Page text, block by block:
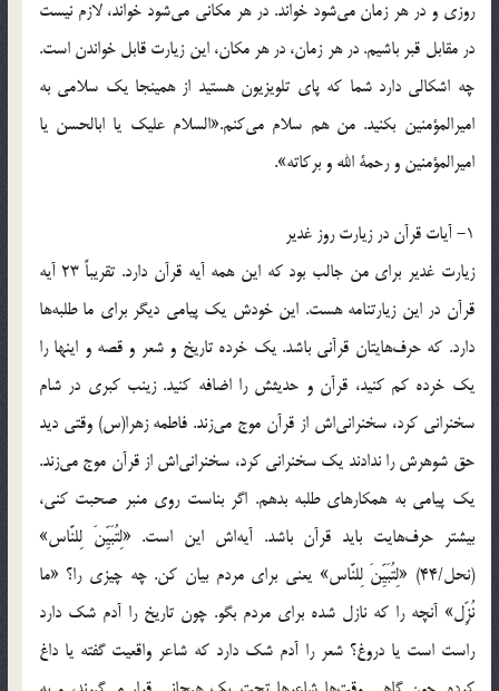
روزي و در هر زمان مي‌شود خواند. در هر مكاني مي‌شود خواند، لازم نيست
در مقابل قبر باشيم. در هر زمان، در هر مكان، اين زيارت قابل خواندن است.
چه اشكالي دارد شما كه پاي تلويزيون هستيد از همينجا يك سلامي به
اميرالمؤمنين بكنيد. من هم سلام مي‌كنم.«السلام عليك يا ابالحسن يا
اميرالمؤمنين و رحمة الله و بركاته».
1- آيات قرآن در زيارت روز غدير
زيارت غدير براي من جالب بود كه اين همه آيه قرآن دارد. تقريباً 23 آيه
قرآن در اين زيارتنامه هست. اين خودش يك پيامي ديگر براي ما طلبه‌ها
دارد. كه حرف‌هايتان قرآني باشد. يك خرده تاريخ و شعر و قصه و اينها را
يك خرده كم كنيد، قرآن و حديثش را اضافه كنيد. زينب كبري در شام
سخنراني كرد، سخنراني‌اش از قرآن موج مي‌زند. فاطمه زهرا(س) وقتي ديد
حق شوهرش را ندادند يك سخنراني كرد، سخنراني‌اش از قرآن موج مي‌زند.
يك پيامي به همكارهاي طلبه بدهم. اگر بناست روي منبر صحبت كني،
بيشتر حرف‌هايت بايد قرآن باشد. آيه‌اش اين است. «لِتُبَيِّنَ لِلنَّاس‏»
(نحل/44) «لِتُبَيِّنَ لِلنَّاس‏» يعني براي مردم بيان كن. چه چيزي را؟ «ما
نُزِّل‏» آنچه را كه نازل شده براي مردم بگو. چون تاريخ را آدم شك دارد
راست است يا دروغ؟ شعر را آدم شك دارد كه شاعر واقعيت گفته يا داغ